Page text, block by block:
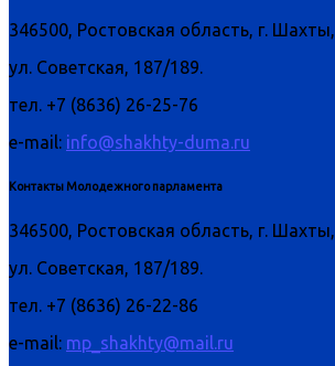
346500, Ростовская область, г. Шахты,
ул. Советская, 187/189.
тел. +7 (8636) 26-25-76
e-mail: info@shakhty-duma.ru
Контакты Молодежного парламента
346500, Ростовская область, г. Шахты,
ул. Советская, 187/189.
тел. +7 (8636) 26-22-86
e-mail: mp_shakhty@mail.ru